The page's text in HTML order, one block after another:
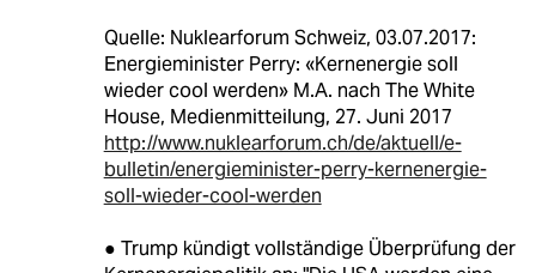
Quelle: Nuklearforum Schweiz, 03.07.2017:
Energieminister Perry: «Kernenergie soll
wieder cool werden» M.A. nach The White
House, Medienmitteilung, 27. Juni 2017
http://www.nuklearforum.ch/de/aktuell/e-
bulletin/energieminister-perry-kernenergie-
soll-wieder-cool-werden
● Trump kündigt vollständige Überprüfung der